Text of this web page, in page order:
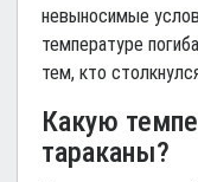
невыносимые
температуре
тем, кто
Какую
тараканы?